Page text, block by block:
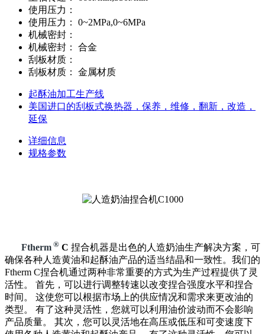
使用压力：
使用压力：
0~2MPa,0~6MPa
机械密封：
机械密封：
合金
刮板材质：
刮板材质：
金属材质
起酥油加工生产线
美国进口的刮板式换热器，保养，维修，翻新，改造，
延保
详细信息
规格参数
Ftherm ® C 捏合机器是出色的人造奶油生产解决方案，可
确保各种人造黄油和起酥油产品的适当结晶和一致性。我们的
Ftherm C捏合机通过两种非常重要的方式为生产过程提供了灵
活性。 首先，可以进行调整转速以改变捏合强度水平和捏合
时间。 这使您可以根据市场上的供应情况和需求来更改油的
类型。 有了这种灵活性，您就可以利用油价波动而不会影响
产品质量。 其次，您可以灵活地在高压或低压和可变速度下